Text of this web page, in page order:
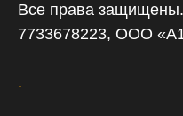
Все права
7733678223, ООО
.